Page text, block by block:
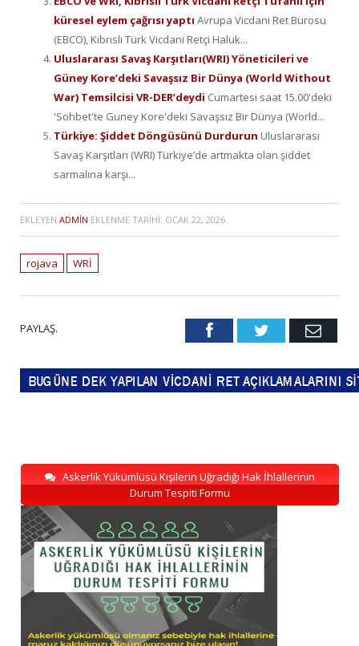
küresel eylem çağrısı yaptı Avrupa Vicdani Ret Bürosu
(EBCO), Kıbrıslı Türk Vicdani Retçi Haluk...
Uluslararası Savaş Karşıtları(WRI) Yöneticileri ve
Güney Kore’deki Savaşsız Bir Dünya (World Without
War) Temsilcisi VR-DER’deydi Cumartesi saat 15.00'deki
'Sohbet'te Guney Kore'deki Savaşsız Bir Dünya (World...
Türkiye: Şiddet Döngüsünü Durdurun Uluslararası
Savaş Karşıtları (WRI) Türkiye’de artmakta olan şiddet
sarmalına karşı...
EKLEYEN ADMIN EKLENME TARIHI: OCAK 22, 2026
rojava WRİ
PAYLAŞ. FacebookTwitter Email
Askerlik Yükümlüsü Kişilerin Uğradığı Hak İhlallerinin
Durum Tespiti Formu